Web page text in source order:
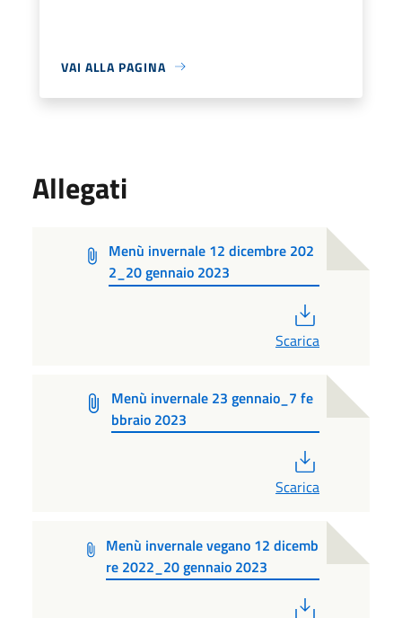
VAI ALLA PAGINA
Allegati
Menù invernale 12 dicembre 202
2_20 gennaio 2023
Scarica
Menù invernale 23 gennaio_7 fe
bbraio 2023
Scarica
Menù invernale vegano 12 dicemb
re 2022_20 gennaio 2023